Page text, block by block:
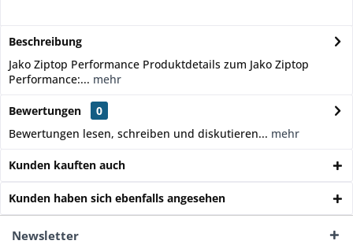
Beschreibung
Jako Ziptop Performance Produktdetails zum Jako Ziptop
Performance:... mehr
Bewertungen
0
Bewertungen lesen, schreiben und diskutieren... mehr
Kunden kauften auch
Kunden haben sich ebenfalls angesehen
Newsletter